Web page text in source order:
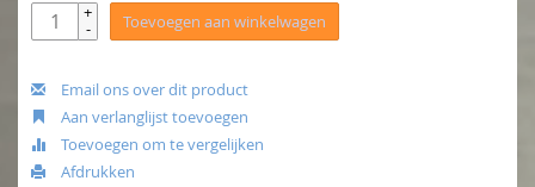
+
- Toevoegen aan winkelwagen
Email ons over dit product
Aan verlanglijst toevoegen
Toevoegen om te vergelijken
Afdrukken